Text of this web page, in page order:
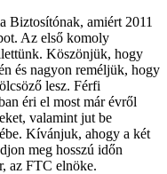
Biztosítónak, amiért 2011
Az első komoly
Köszönjük, hogy
és nagyon reméljük, hogy
lesz. Férfi
éri el most már évről
valamint jut be
Kívánjuk, ahogy a két
meg hosszú időn
az FTC elnöke.